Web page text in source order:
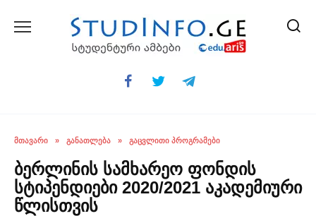
ᲛᲗᲐᲕᲐᲠᲘ » ᲒᲐᲜᲐᲗᲚᲔᲑᲐ » ᲒᲐᲪᲕᲚᲘᲗᲘ ᲞᲠᲝᲒᲠᲐᲛᲔᲑᲘ
ბერლინის სამხარეო ფონდის
სტიპენდიები 2020/2021 აკადემიური
წლისთვის